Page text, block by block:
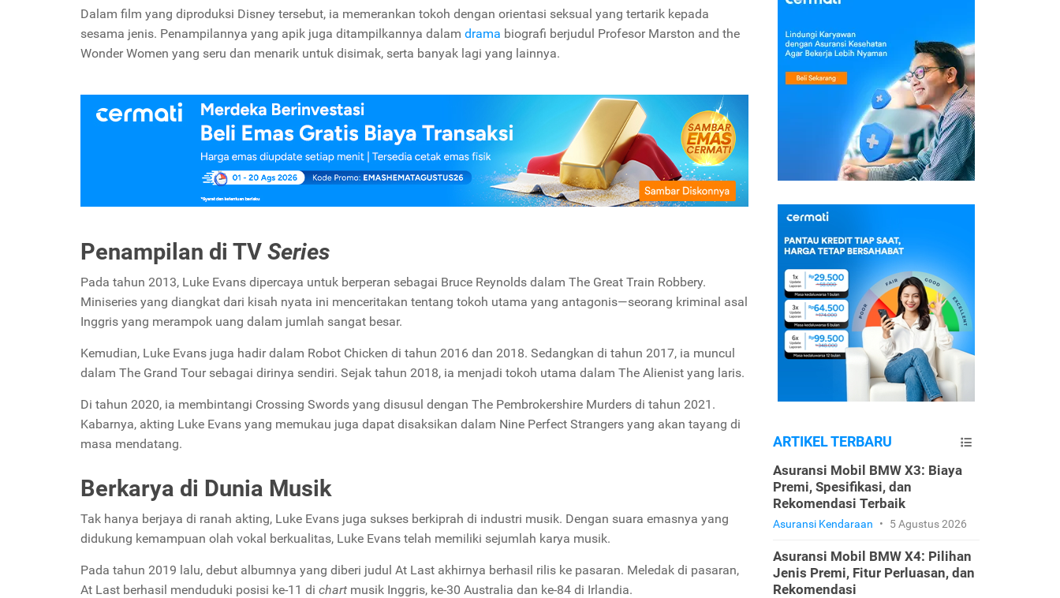
Dalam film yang diproduksi Disney tersebut, ia memerankan tokoh dengan orientasi seksual yang tertarik kepada
sesama jenis. Penampilannya yang apik juga ditampilkannya dalam drama biografi berjudul Profesor Marston and the
Wonder Women yang seru dan menarik untuk disimak, serta banyak lagi yang lainnya.
Penampilan di TV Series
Pada tahun 2013, Luke Evans dipercaya untuk berperan sebagai Bruce Reynolds dalam The Great Train Robbery.
Miniseries yang diangkat dari kisah nyata ini menceritakan tentang tokoh utama yang antagonis—seorang kriminal asal
Inggris yang merampok uang dalam jumlah sangat besar.
Kemudian, Luke Evans juga hadir dalam Robot Chicken di tahun 2016 dan 2018. Sedangkan di tahun 2017, ia muncul
dalam The Grand Toursebagai dirinya sendiri. Sejak tahun 2018, ia menjadi tokoh utama dalam The Alienist yang laris.
Di tahun 2020, ia membintangi Crossing Swords yang disusul dengan The Pembrokershire Murders di tahun 2021.
Kabarnya, akting Luke Evans yang memukau juga dapat disaksikan dalam Nine Perfect Strangers yang akan tayang di
masa mendatang.
Berkarya di Dunia Musik
Tak hanya berjaya di ranah akting, Luke Evans juga sukses berkiprah di industri musik. Dengan suara emasnya yang
didukung kemampuan olah vokal berkualitas, Luke Evans telah memiliki sejumlah karya musik.
Pada tahun 2019 lalu, debut albumnya yang diberi judul At Last akhirnya berhasil rilis ke pasaran. Meledak di pasaran,
At Last berhasil menduduki posisi ke-11 di chart musik Inggris, ke-30 Australia dan ke-84 di Irlandia.
ARTIKEL TERBARU
Asuransi Mobil BMW X3: Biaya
Premi, Spesifikasi, dan
Rekomendasi Terbaik
Asuransi Kendaraan • 5 Agustus 2026
Asuransi Mobil BMW X4: Pilihan
Jenis Premi, Fitur Perluasan, dan
Rekomendasi